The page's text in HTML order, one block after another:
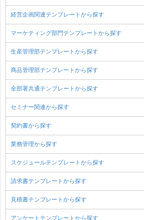
経営企画関連テンプレートから探す
マーケティング部門テンプレートから探す
生産管理部テンプレートから探す
商品管理部テンプレートから探す
全部署共通テンプレートから探す
セミナー関連から探す
契約書から探す
業務管理から探す
スケジュールテンプレートから探す
請求書テンプレートから探す
見積書テンプレートから探す
アンケートテンプレートから探す